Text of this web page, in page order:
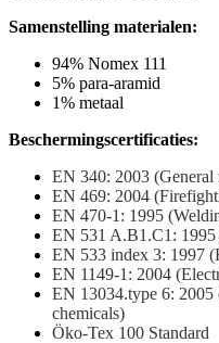
Samenstelling materialen:
94% Nomex 111
5% para-aramid
1% metaal
Beschermingscertificaties:
EN 340: 2003 (General
EN 469: 2004
EN 470-1: 1995
EN 531 A.B1.C1: 1995
EN 533 index 3: 1997
EN 1149-1: 2004
EN 13034.type 6:
chemicals)
Öko-Tex 100 Standard